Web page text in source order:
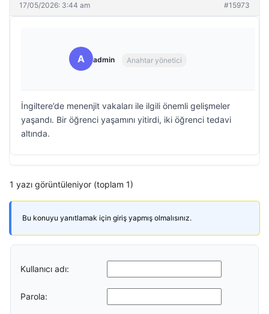
17/05/2026: 3:44 am #15973
A admin Anahtar yönetici
İngiltere’de menenjit vakaları ile ilgili önemli gelişmeler
yaşandı. Bir öğrenci yaşamını yitirdi, iki öğrenci tedavi
altında.
1 yazı görüntüleniyor (toplam 1)
Bu konuyu yanıtlamak için giriş yapmış olmalısınız.
Kullanıcı adı:
Parola: